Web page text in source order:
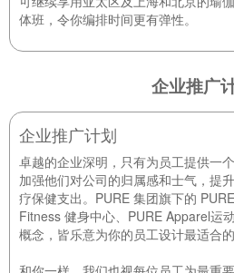
体班，令你编排时间更有弹性。
企业推广
企业推广计划
卓越的企业深明，只有为员工提供一
加强他们对公司的归属感和士气，提
疗保健支出。PURE 集团旗下的
Fitness 健身中心、PURE Apparel运
概念，皆乐意为你的员工设计最适合的